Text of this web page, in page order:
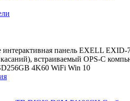
интерактивная панель EXELL EXID-
встраиваемый OPS-C
4K60 WiFi Win 10